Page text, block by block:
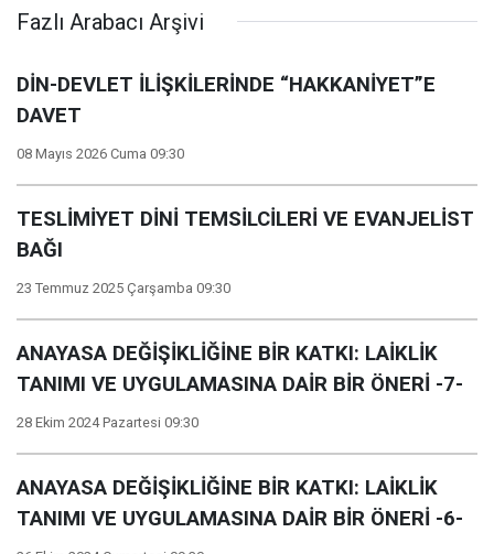
Fazlı Arabacı Arşivi
DİN-DEVLET İLİŞKİLERİNDE “HAKKANİYET”E
DAVET
08 Mayıs 2026 Cuma 09:30
TESLİMİYET DİNİ TEMSİLCİLERİ VE EVANJELİST
BAĞI
23 Temmuz 2025 Çarşamba 09:30
ANAYASA DEĞİŞİKLİĞİNE BİR KATKI: LAİKLİK
TANIMI VE UYGULAMASINA DAİR BİR ÖNERİ -7-
28 Ekim 2024 Pazartesi 09:30
ANAYASA DEĞİŞİKLİĞİNE BİR KATKI: LAİKLİK
TANIMI VE UYGULAMASINA DAİR BİR ÖNERİ -6-